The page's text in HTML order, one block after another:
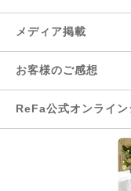
メディア掲載
お客様のご感想
ReFa公式オンライ